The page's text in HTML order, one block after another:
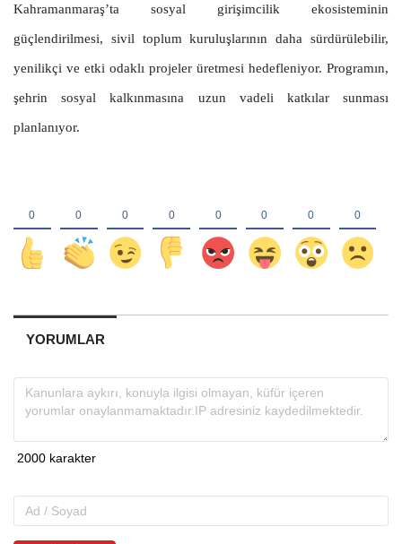
Kahramanmaraş’ta sosyal girişimcilik ekosisteminin
güçlendirilmesi, sivil toplum kuruluşlarının daha sürdürülebilir,
yenilikçi ve etki odaklı projeler üretmesi hedefleniyor. Programın,
şehrin sosyal kalkınmasına uzun vadeli katkılar sunması
planlanıyor.
YORUMLAR